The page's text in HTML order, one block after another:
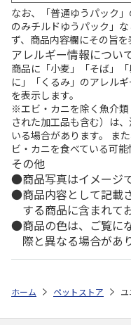
なお、「普通ゆうパック
のみチルドゆうパック」
ず、商品内容欄にその旨を
アレルギー情報につい
商品に「小麦」「そば」
に」「くるみ」のアレル
を表示します。
※エビ・カニを除く魚介
された加工品も含む）は
いる場合があります。 ま
ビ・カニを食べている可能
その他
商品写真はイメージで
商品内容として記載
する商品に含まれて
商品の色は、ご覧に
際と異なる場合があ
ホーム ペットストア